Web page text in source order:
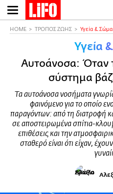
Παράκαμψη
προς
HOME ΤΡΟΠΟΣ ΖΩΗΣ Υγεία & Σώμα
Υγεία
Αυτοάνοσα: Όταν
σύστημα
Τα αυτοάνοσα νοσήματα
φαινόμενο για το οποίο
παραγόντων: από τη διατροφή
σε αποστειρωμένα σπίτια-
επιθέσεις και την
σταθερό είναι ότι είχαν,